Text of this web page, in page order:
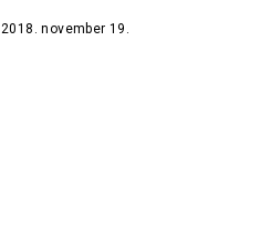
2018. november 19.